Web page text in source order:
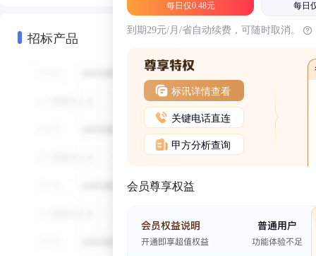
招标产品
每日仅0.48元 每日
到期29元/月/省自动续费，可随时取消。
标讯详情查看
关键电话直连
甲方分析查询
会员尊享权益